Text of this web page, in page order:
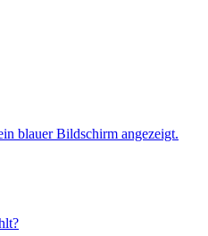
blauer Bildschirm angezeigt.